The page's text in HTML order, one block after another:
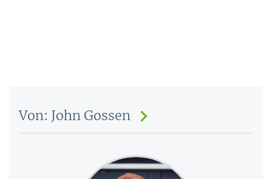
Von: John Gossen